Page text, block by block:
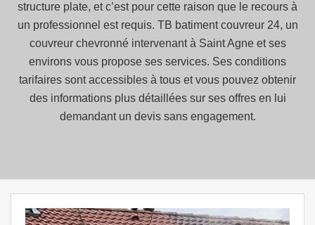
structure plate, et c’est pour cette raison que le recours à
un professionnel est requis. TB batiment couvreur 24, un
couvreur chevronné intervenant à Saint Agne et ses
environs vous propose ses services. Ses conditions
tarifaires sont accessibles à tous et vous pouvez obtenir
des informations plus détaillées sur ses offres en lui
demandant un devis sans engagement.